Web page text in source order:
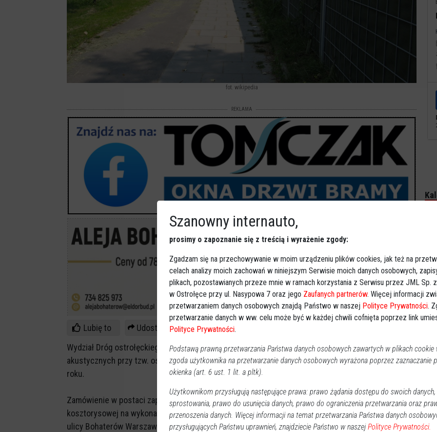
fot. wikipedia
REKLAMA
Lubię to
Udostępnij
Wydział Dróg ostrołęckiego ratusza wystosował zapytanie cenowe na wykonanie ekranów
akustycznych przy tzw. ostrołęckiej obwodnicy. Mają one stanąć do końca kwietnia przyszłego
roku.
Zamówienie w postaci zapytania cenowego obejmuje opracowanie dokumentacji projektowej i
kosztorysowej na wykonanie osłon przeciwhałasowych w postaci ekranów akustycznych w ciągu
ulicy Bohaterów Warszawy w Ostrołęce na odcinku od ronda Honorowych Dawców Krwi do
10
Szanowny internauto,
prosimy o zapoznanie się z treścią i wyrażenie zgody:
Zgadzam się na przechowywanie w moim urządzeniu plików cookies, jak też na
celach analizy moich zachowań w niniejszym Serwisie moich danych osobowych,
plikach, pozostawianych przeze mnie w ramach korzystania z Serwisu przez JML Sp.
w Ostrołęce przy ul. Nasypowa 7 oraz jego Zaufanych partnerów. Więcej informacji
przetwarzaniem danych osobowych znajdą Państwo w naszej Polityce Prywatności.
przetwarzanie danych w ww. celu może być w każdej chwili cofnięta poprzez link
Polityce Prywatności.
Podstawą prawną przetwarzania Państwa danych osobowych zawartych w plikach cookie
zgoda użytkownika na przetwarzanie danych osobowych wyrażona poprzez zaznaczanie
okienka (art. 6 ust. 1 lit. a pltk).
Użytkownikom przysługują następujące prawa: prawo żądania dostępu do swoich
sprostowania, prawo do usunięcia danych, prawo do ograniczenia przetwarzania oraz
przenoszenia danych. Więcej informacji na temat przetwarzania Państwa danych
przysługujących Państwu uprawnień, znajdziecie Państwo w naszej Polityce Prywatności.